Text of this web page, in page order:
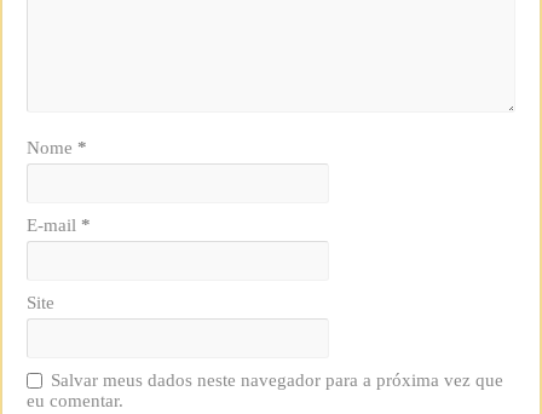
Nome *
E-mail *
Site
Salvar meus dados neste navegador para a próxima vez que
eu comentar.